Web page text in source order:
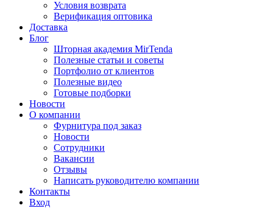
Условия возврата
Верификация оптовика
Доставка
Блог
Шторная академия MirTenda
Полезные статьи и советы
Портфолио от клиентов
Полезные видео
Готовые подборки
Новости
О компании
Фурнитура под заказ
Новости
Сотрудники
Вакансии
Отзывы
Написать руководителю компании
Контакты
Вход